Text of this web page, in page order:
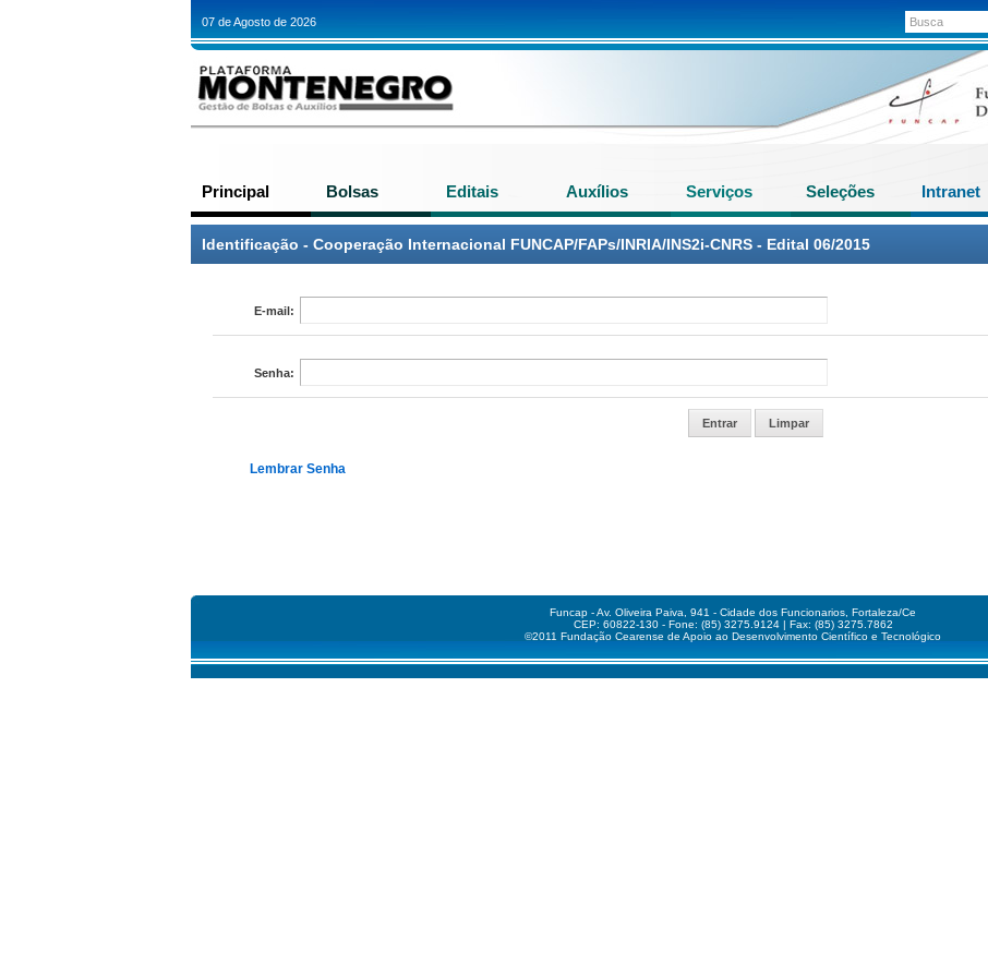
Funcap - Av. Oliveira Paiva, 941 - Cidade dos Funcionarios, Fortaleza/Ce
CEP: 60822-130 - Fone: (85) 3275.9124 | Fax: (85) 3275.7862
©2011 Fundação Cearense de Apoio ao Desenvolvimento Científico e Tecnológico